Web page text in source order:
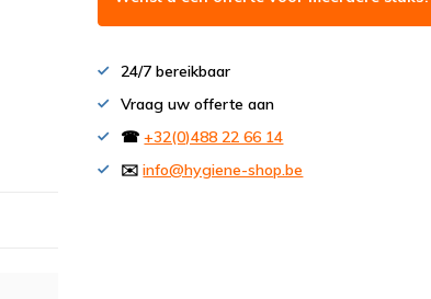
24/7 bereikbaar
Vraag uw offerte aan
☎+32(0)488 22 66 14
✉️info@hygiene-shop.be